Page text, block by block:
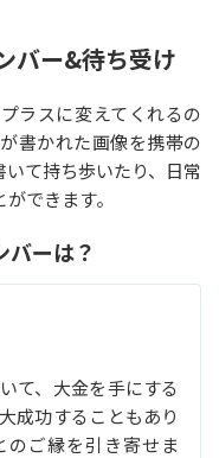
バー&待ち受け
ラスに変えてくれるの
書かれた画像を携帯の
て持ち歩いたり、日常
できます。
バーは？
て、大金を手にする
成功することもあり
のご縁を引き寄せま